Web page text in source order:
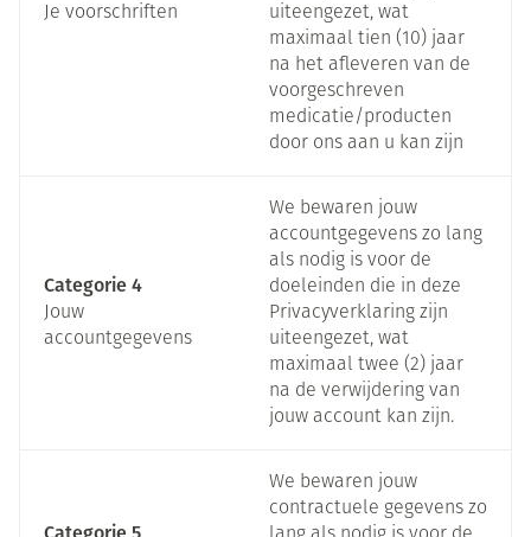
Je voorschriften
uiteengezet, wat
maximaal tien (10) jaar
na het afleveren van de
voorgeschreven
medicatie/producten
door ons aan u kan zijn
Categorie 4
Jouw
accountgegevens
We bewaren jouw
accountgegevens zo lang
als nodig is voor de
doeleinden die in deze
Privacyverklaring zijn
uiteengezet, wat
maximaal twee (2) jaar
na de verwijdering van
jouw account kan zijn.
Categorie 5
We bewaren jouw
contractuele gegevens zo